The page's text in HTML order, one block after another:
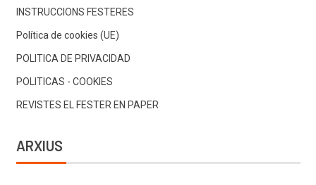
INSTRUCCIONS FESTERES
Política de cookies (UE)
POLITICA DE PRIVACIDAD
POLITICAS - COOKIES
REVISTES EL FESTER EN PAPER
ARXIUS